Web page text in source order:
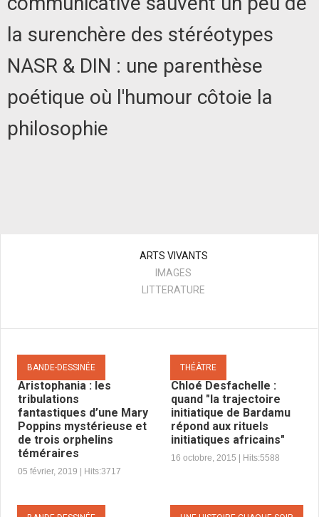
la surenchère des stéréotypes
NASR & DIN : une parenthèse
poétique où l'humour côtoie la
philosophie
ARTS VIVANTS
IMAGES
LITTERATURE
BANDE-DESSINÉE
Aristophania : les
tribulations
fantastiques d’une Mary
Poppins mystérieuse et
de trois orphelins
téméraires
05 février, 2019 | Hits:3717
THÉÂTRE
Chloé Desfachelle :
quand "la trajectoire
initiatique de Bardamu
répond aux rituels
initiatiques africains"
16 octobre, 2015 | Hits:5588